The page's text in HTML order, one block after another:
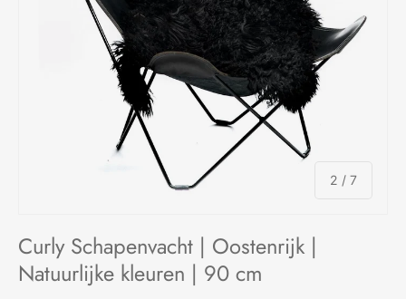
2 / van
7
Curly Schapenvacht | Oostenrijk |
Natuurlijke kleuren | 90 cm